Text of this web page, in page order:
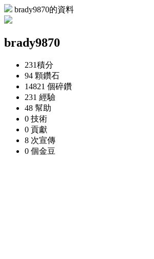
brady9870的資料
brady9870
231積分
94 顆鑽石
14821 個碎鑽
231 經驗
48 幫助
0 技術
0 貢獻
8 次宣傳
0 個金豆